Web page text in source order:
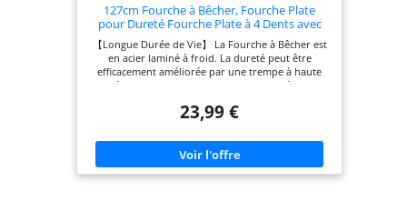
127cm Fourche à Bêcher, Fourche Plate
pour Dureté Fourche Plate à 4 Dents avec
Poignée en D Fourche à Creuser en Métal
pour Creuser et Desserrer/Noir
【Longue Durée de Vie】 La Fourche à Bêcher est
en acier laminé à froid. La dureté peut être
efficacement améliorée par une trempe à haute
température. Il ne se pliera pas et ne se déformera
l’utilisation. La surface de la fourche est protégée
et Léger】 Cette Fourche à Bêcher pour la dureté
est une bonne fourche de jardin solide et bien
faite mais légère. Les adultes peuvent l’utiliser
pour le repiquage et le compostage dans la
23,99 €